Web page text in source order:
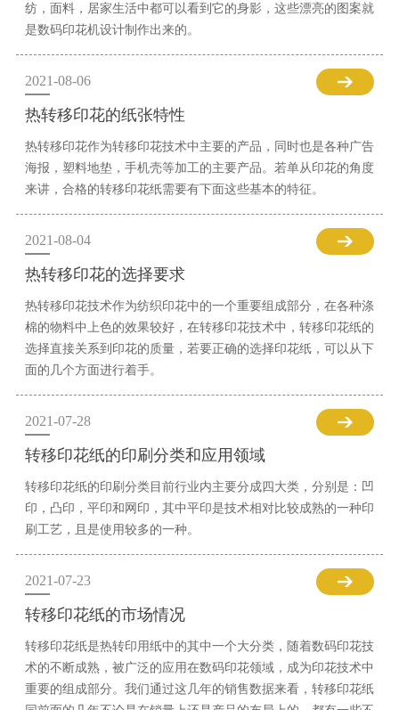
纺，面料，居家生活中都可以看到它的身影，这些漂亮的图案就
是数码印花机设计制作出来的。
2021-08-06
热转移印花的纸张特性
热转移印花作为转移印花技术中主要的产品，同时也是各种广告
海报，塑料地垫，手机壳等加工的主要产品。若单从印花的角度
来讲，合格的转移印花纸需要有下面这些基本的特征。
2021-08-04
热转移印花的选择要求
热转移印花技术作为纺织印花中的一个重要组成部分，在各种涤
棉的物料中上色的效果较好，在转移印花技术中，转移印花纸的
选择直接关系到印花的质量，若要正确的选择印花纸，可以从下
面的几个方面进行着手。
2021-07-28
转移印花纸的印刷分类和应用领域
转移印花纸的印刷分类目前行业内主要分成四大类，分别是：凹
印，凸印，平印和网印，其中平印是技术相对比较成熟的一种印
刷工艺，且是使用较多的一种。
2021-07-23
转移印花纸的市场情况
转移印花纸是热转印用纸中的其中一个大分类，随着数码印花技
术的不断成熟，被广泛的应用在数码印花领域，成为印花技术中
重要的组成部分。我们通过这几年的销售数据来看，转移印花纸